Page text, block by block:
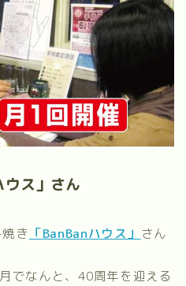
ス」さん
き 「BanBanハウス」 さん
でなんと、40周年を迎える